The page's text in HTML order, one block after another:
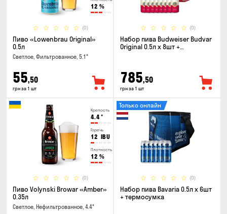
12 %
(0)
Пиво «Lowenbrau Original»
0.5л
Светлое, Фильтрованное, 5.1°
55,50
грн за 1 шт
(0)
Набор пива Budweiser Budvar
Original 0.5л x 8шт +
785,50
грн за 1 шт
Крепость
4.4°
Горечь
12 IBU
Плотность
12 %
(0)
Пиво Volynski Browar «Amber»
0.35л
Светлое, Нефильтрованное, 4.4°
(0)
Только онлайн
Набор пива Bavaria 0.5л х 6шт
+ термосумка